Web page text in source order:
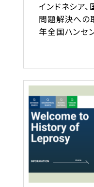
インドネシア
問題解決へ
年全国ハン